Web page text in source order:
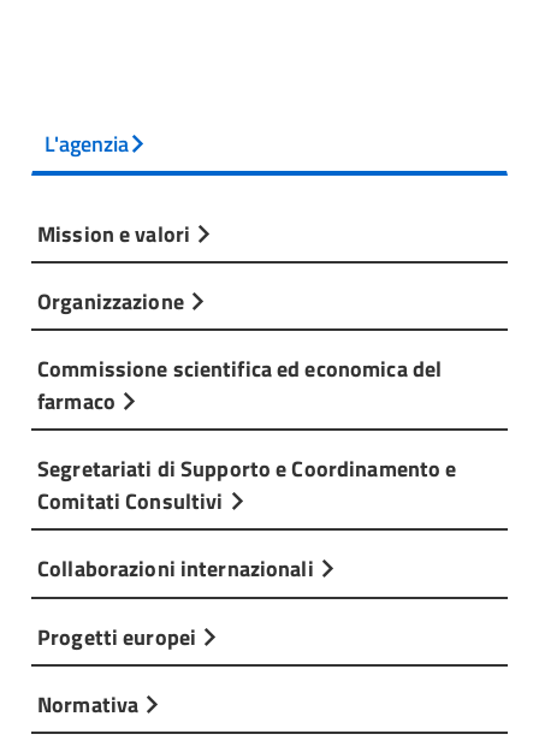
L'agenzia
Mission e valori
Organizzazione
Commissione scientifica ed economica del
farmaco
Segretariati di Supporto e Coordinamento e
Comitati Consultivi
Collaborazioni internazionali
Progetti europei
Normativa